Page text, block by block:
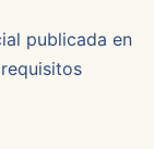
publicada en